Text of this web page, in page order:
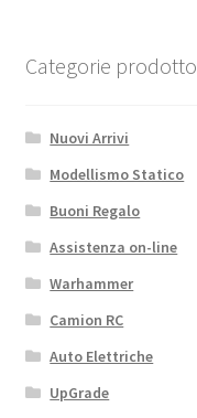
Categorie prodotto
Nuovi Arrivi
Modellismo Statico
Buoni Regalo
Assistenza on-line
Warhammer
Camion RC
Auto Elettriche
UpGrade